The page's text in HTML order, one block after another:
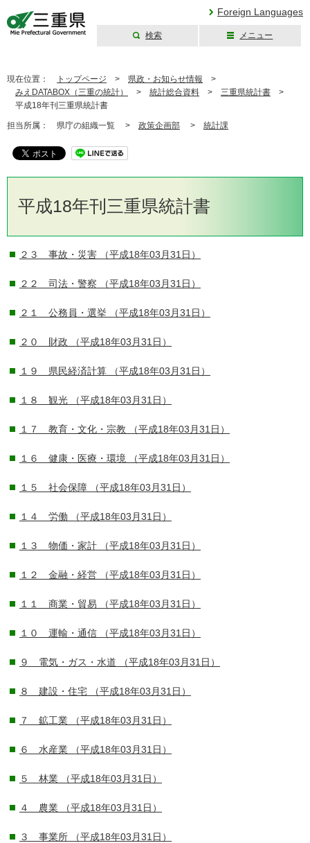
Foreign Languages
検索 メニュー
現在位置： トップページ > 県政・お知らせ情報 >
みえDATABOX（三重の統計）
> 統計総合資料 > 三重県統計書 >
平成18年刊三重県統計書
担当所属： 県庁の組織一覧 > 政策企画部 > 統計課
平成18年刊三重県統計書
２３ 事故・災害 （平成18年03月31日）
２２ 司法・警察 （平成18年03月31日）
２１ 公務員・選挙 （平成18年03月31日）
２０ 財政 （平成18年03月31日）
１９ 県民経済計算 （平成18年03月31日）
１８ 観光 （平成18年03月31日）
１７ 教育・文化・宗教 （平成18年03月31日）
１６ 健康・医療・環境 （平成18年03月31日）
１５ 社会保障 （平成18年03月31日）
１４ 労働 （平成18年03月31日）
１３ 物価・家計 （平成18年03月31日）
１２ 金融・経営 （平成18年03月31日）
１１ 商業・貿易 （平成18年03月31日）
１０ 運輸・通信 （平成18年03月31日）
９ 電気・ガス・水道 （平成18年03月31日）
８ 建設・住宅 （平成18年03月31日）
７ 鉱工業 （平成18年03月31日）
６ 水産業 （平成18年03月31日）
５ 林業 （平成18年03月31日）
４ 農業 （平成18年03月31日）
３ 事業所 （平成18年03月31日）